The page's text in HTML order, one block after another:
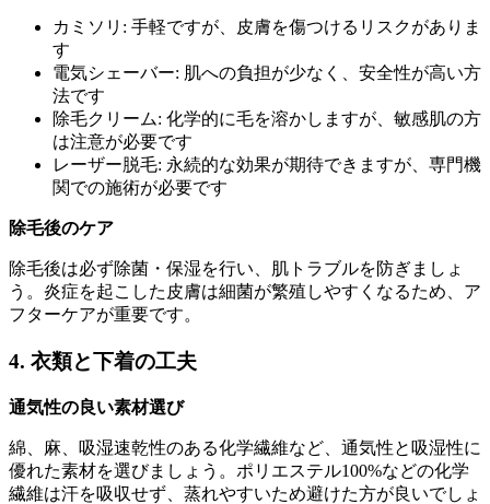
カミソリ: 手軽ですが、皮膚を傷つけるリスクがありま
す
電気シェーバー: 肌への負担が少なく、安全性が高い方
法です
除毛クリーム: 化学的に毛を溶かしますが、敏感肌の方
は注意が必要です
レーザー脱毛: 永続的な効果が期待できますが、専門機
関での施術が必要です
除毛後のケア
除毛後は必ず除菌・保湿を行い、肌トラブルを防ぎましょ
う。炎症を起こした皮膚は細菌が繁殖しやすくなるため、ア
フターケアが重要です。
4. 衣類と下着の工夫
通気性の良い素材選び
綿、麻、吸湿速乾性のある化学繊維など、通気性と吸湿性に
優れた素材を選びましょう。ポリエステル100%などの化学
繊維は汗を吸収せず、蒸れやすいため避けた方が良いでしょ